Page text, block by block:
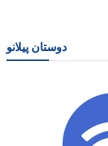
دوستان پیلانو